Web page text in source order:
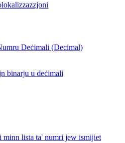
Deċimali (Decimal)
binarju u deċimali
lista ta' numri jew ismijiet